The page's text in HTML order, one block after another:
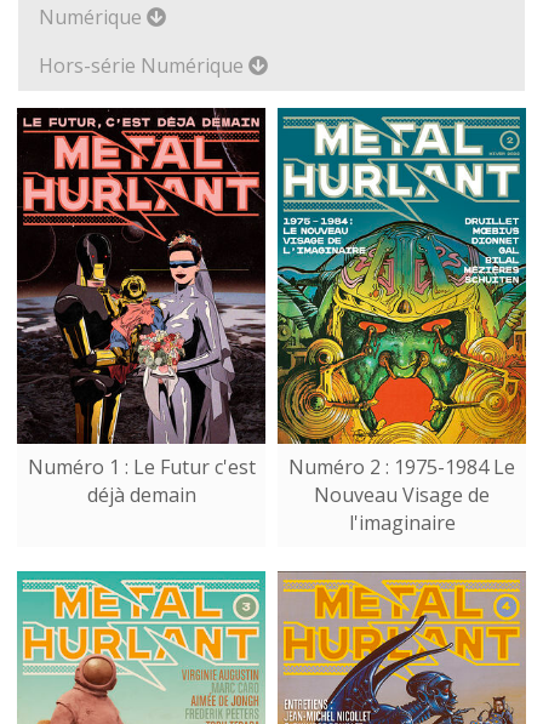
Numérique
Hors-série Numérique
Numéro 1 : Le Futur c'est
déjà demain
Numéro 2 : 1975-1984 Le
Nouveau Visage de
l'imaginaire